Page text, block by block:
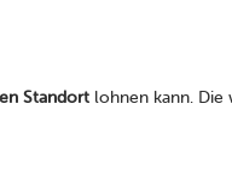
Standort lohnen kann. Die